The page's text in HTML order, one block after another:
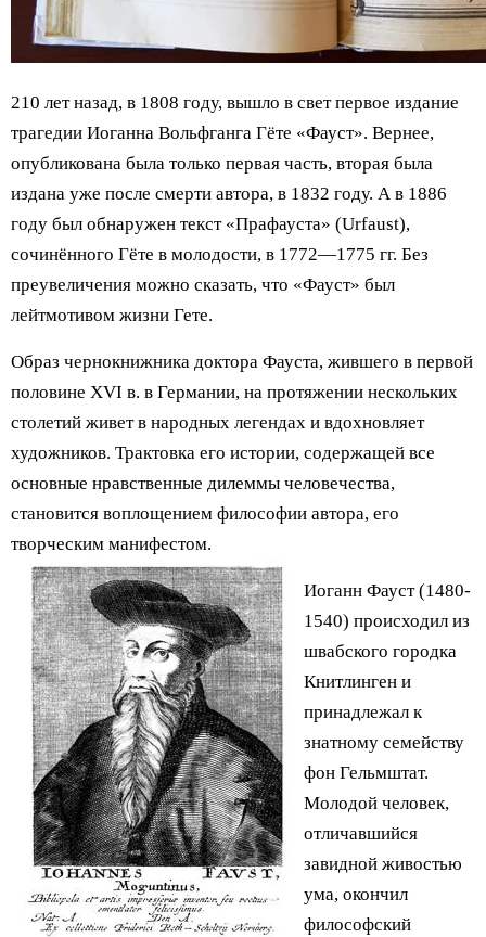
210 лет назад, в 1808 году, вышло в свет первое издание
трагедии Иоганна Вольфганга Гёте «Фауст». Вернее,
опубликована была только первая часть, вторая была
издана уже после смерти автора, в 1832 году. А в 1886
году был обнаружен текст «Прафауста» (Urfaust),
сочинённого Гёте в молодости, в 1772—1775 гг. Без
преувеличения можно сказать, что «Фауст» был
лейтмотивом жизни Гете.
Образ чернокнижника доктора Фауста, жившего в первой
половине XVI в. в Германии, на протяжении нескольких
столетий живет в народных легендах и вдохновляет
художников. Трактовка его истории, содержащей все
основные нравственные дилеммы человечества,
становится воплощением философии автора, его
творческим манифестом.
Иоганн Фауст (1480-
1540) происходил из
швабского городка
Книтлинген и
принадлежал к
знатному семейству
фон Гельмштат.
Молодой человек,
отличавшийся
завидной живостью
ума, окончил
философский